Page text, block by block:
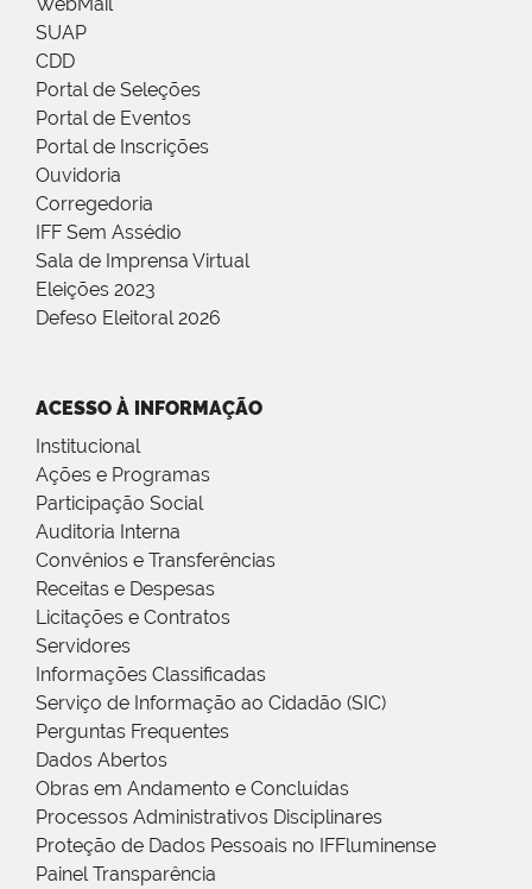
SUAP
CDD
Portal de Seleções
Portal de Eventos
Portal de Inscrições
Ouvidoria
Corregedoria
IFF Sem Assédio
Sala de Imprensa Virtual
Eleições 2023
Defeso Eleitoral 2026
ACESSO À INFORMAÇÃO
Institucional
Ações e Programas
Participação Social
Auditoria Interna
Convênios e Transferências
Receitas e Despesas
Licitações e Contratos
Servidores
Informações Classificadas
Serviço de Informação ao Cidadão (SIC)
Perguntas Frequentes
Dados Abertos
Obras em Andamento e Concluídas
Processos Administrativos Disciplinares
Proteção de Dados Pessoais no IFFluminense
Painel Transparência